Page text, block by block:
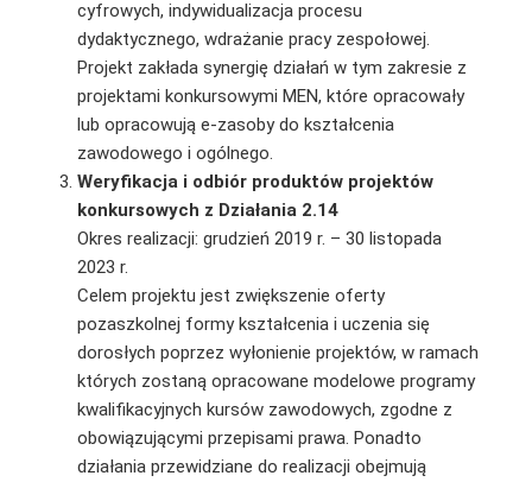
cyfrowych, indywidualizacja procesu
dydaktycznego, wdrażanie pracy zespołowej.
Projekt zakłada synergię działań w tym zakresie z
projektami konkursowymi MEN, które opracowały
lub opracowują e-zasoby do kształcenia
zawodowego i ogólnego.
Weryfikacja i odbiór produktów projektów
konkursowych z Działania 2.14
Okres realizacji: grudzień 2019 r. – 30 listopada
2023 r.
Celem projektu jest zwiększenie oferty
pozaszkolnej formy kształcenia i uczenia się
dorosłych poprzez wyłonienie projektów, w ramach
których zostaną opracowane modelowe programy
kwalifikacyjnych kursów zawodowych, zgodne z
obowiązującymi przepisami prawa. Ponadto
działania przewidziane do realizacji obejmują